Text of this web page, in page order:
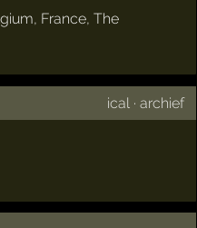
France, The
ical ·archief